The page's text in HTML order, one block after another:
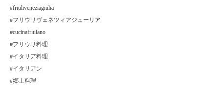
#friuliveneziagiulia
#フリウリヴェネツィアジューリア
#cucinafriulano
#フリウリ料理
#イタリア料理
#イタリアン
#郷土料理